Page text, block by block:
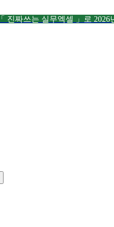
진짜쓰는 실무엑셀 」로 2026